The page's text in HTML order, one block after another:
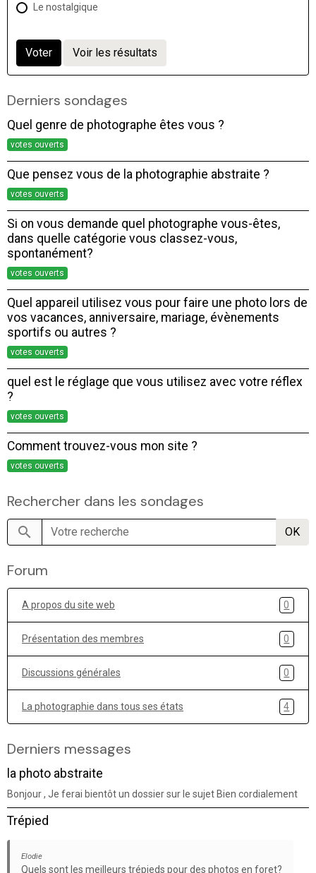
Le nostalgique
Voter Voir les résultats
Derniers sondages
Quel genre de photographe êtes vous ?
votes ouverts
Que pensez vous de la photographie abstraite ?
votes ouverts
Si on vous demande quel photographe vous-êtes,
dans quelle catégorie vous classez-vous,
spontanément?
votes ouverts
Quel appareil utilisez vous pour faire une photo lors de
vos vacances, anniversaire, mariage, évènements
sportifs ou autres ?
votes ouverts
quel est le réglage que vous utilisez avec votre réflex
?
votes ouverts
Comment trouvez-vous mon site ?
votes ouverts
Rechercher dans les sondages
OK
Forum
A propos du site web 0
Présentation des membres 0
Discussions générales 0
La photographie dans tous ses états 4
Derniers messages
la photo abstraite
Bonjour , Je ferai bientôt un dossier sur le sujet Bien cordialement
Trépied
Elodie
Quels sont les meilleurs trépieds pour des photos en foret?